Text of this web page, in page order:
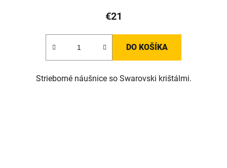
€21
DO KOŠÍKA
Strieborné náušnice so Swarovski krištálmi.